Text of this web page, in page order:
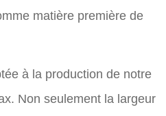
matière première de
à la production de notre
Non seulement la largeur